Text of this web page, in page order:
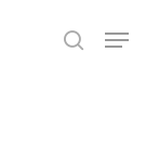
search
Meniu rapid